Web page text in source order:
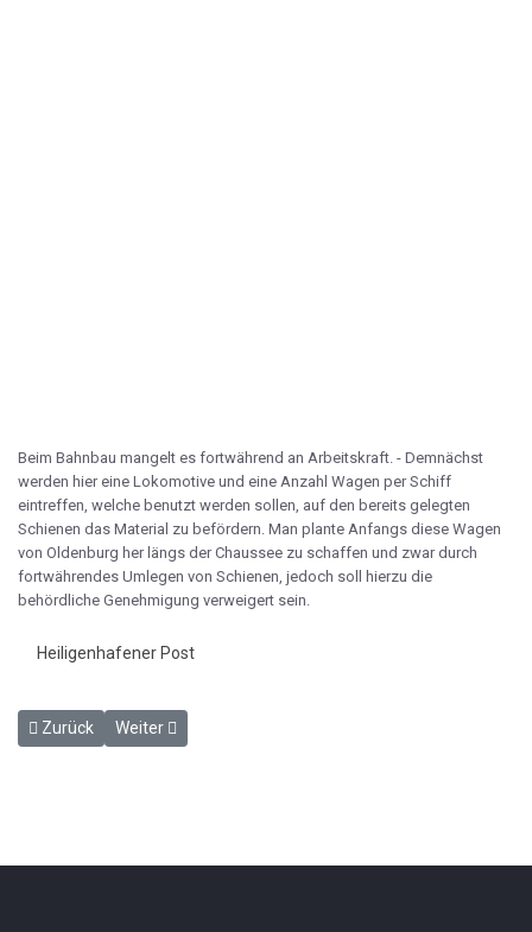
Beim Bahnbau mangelt es fortwährend an Arbeitskraft. - Demnächst
werden hier eine Lokomotive und eine Anzahl Wagen per Schiff
eintreffen, welche benutzt werden sollen, auf den bereits gelegten
Schienen das Material zu befördern. Man plante Anfangs diese Wagen
von Oldenburg her längs der Chaussee zu schaffen und zwar durch
fortwährendes Umlegen von Schienen, jedoch soll hierzu die
behördliche Genehmigung verweigert sein.
Heiligenhafener Post
Vorheriger Beitrag: Zur landespolizeilichen Prüfung der Eisenbahn
Zurück Nächster Beitrag: Eine arge Schlägerei in Großenbrode
Weiter